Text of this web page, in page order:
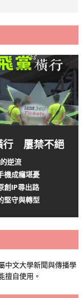
行 屢禁不絕
逆流
成癮堪憂
創IP尋出路
守與轉型
中文大學新聞與傳播學
擅自使用。